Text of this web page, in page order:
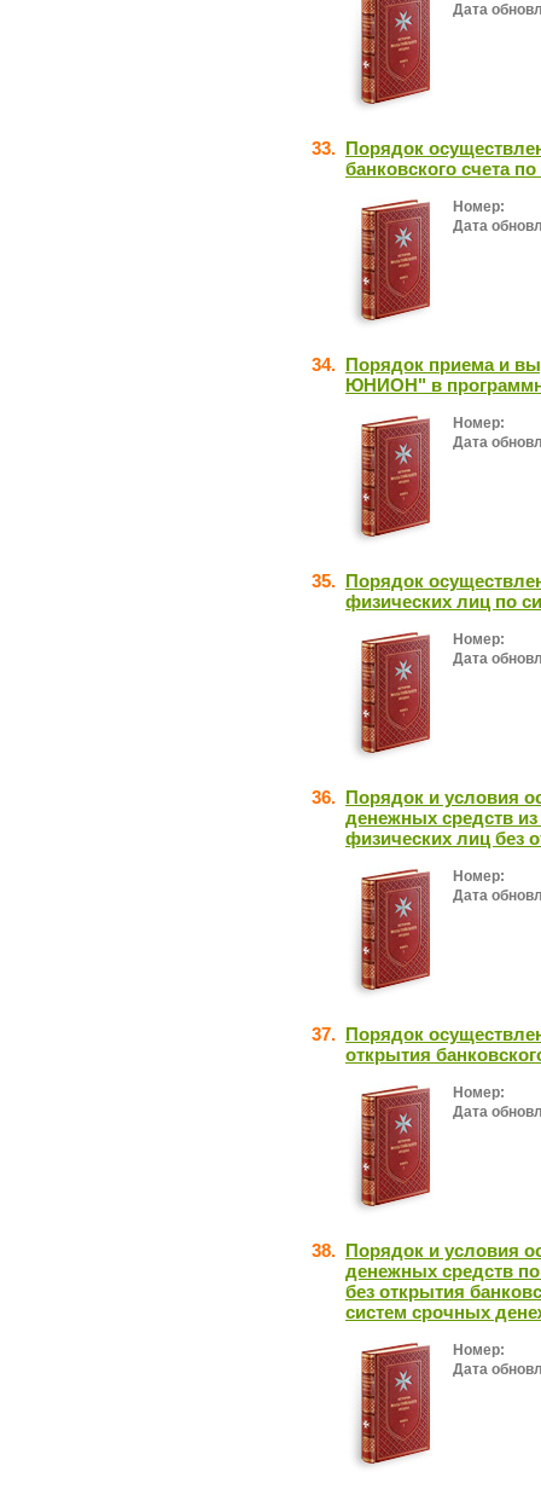
Дата
33. Порядок
банковского счета
Номер:
Дата
34. Порядок приема и
ЮНИОН" в
Номер:
Дата
35. Порядок
физических лиц по
Номер:
Дата
36. Порядок и условия
денежных средств
физических лиц без
Номер:
Дата
37. Порядок
открытия
Номер:
Дата
38. Порядок и условия
денежных средств
без открытия
систем срочных
Номер:
Дата